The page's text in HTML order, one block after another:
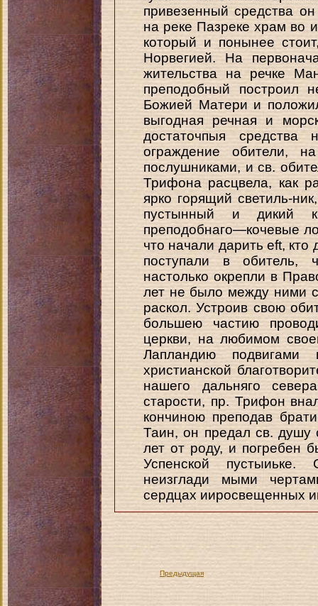
привезенный средства
на реке Пазреке храм во
который и понынее
Норвегией. На
жительства на речке
преподобный построил
Божией Матери и
выгодная речная и
достаточпыя средства
ограждение обители,
послушниками, и св.
Трифона расцвела, как
ярко горящий светиль-
пустынный и дикий
преподобнаго—кочевые
что начали дарить eft, кто
поступали в обитель,
настолько окрепли в
лет не было между ними
раскол. Устроив свою
большею частию
церкви, на любимом
Лапландию подвигами
христианской
нашего дальняго
старости, пр. Трифон
кончиною преподав
Таин, он предал св. душу
лет от роду, и погребен
Успенской
неизглади мыми
сердцах ииросвещенных
Предыдущая